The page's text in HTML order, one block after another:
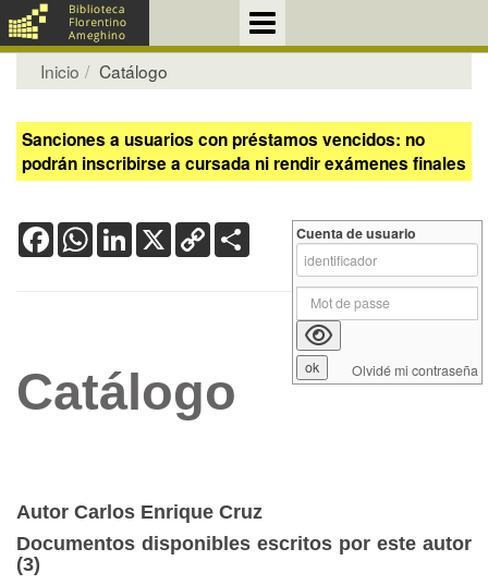
Inicio Catálogo
Sanciones a usuarios con préstamos vencidos: no
podrán inscribirse a cursada ni rendir exámenes finales
FacebookWhatsApp
LinkedIn
X Copy
Link
Catálogo
Autor Carlos Enrique Cruz
Documentos disponibles escritos por este autor
(3)
Cuenta de usuario
Olvidé mi contraseña